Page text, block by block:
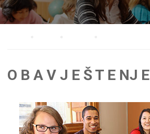
O B A V J E Š T E NJ E